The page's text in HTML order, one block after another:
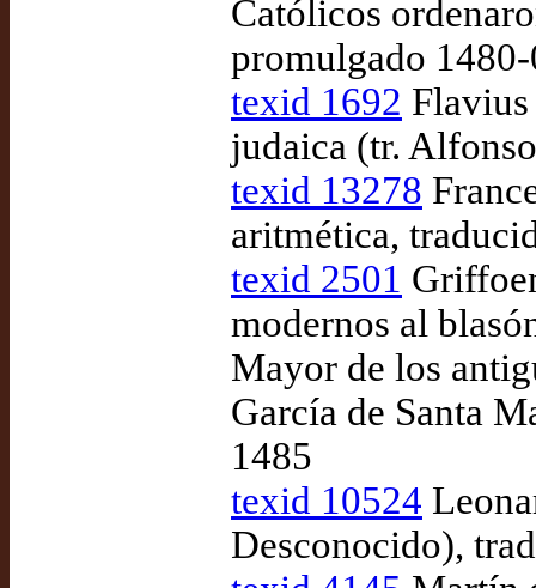
Católicos
promulgado
texid 1692 Flavius
judaica (tr.
texid 13278
aritmética,
texid 2501
modernos al
Mayor de los
García de Santa
1485
texid 10524
Desconocido),